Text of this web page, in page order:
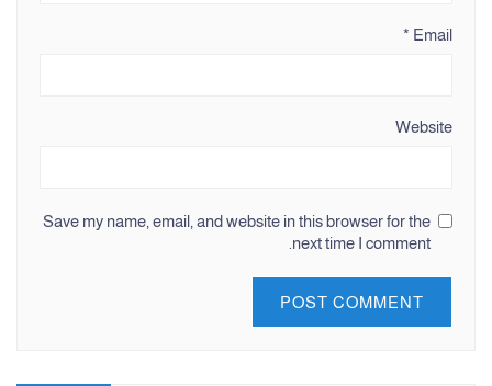
Email
*
Website
Save my name, email, and website in this browser for the
next time I comment.